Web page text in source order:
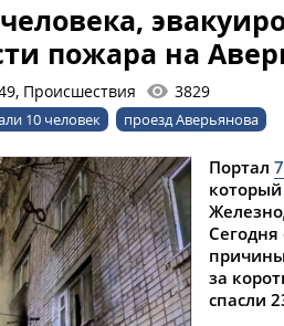
пожара на
Происшествия 3829
10 человек проезд Аверьянова
Портал
который
Сегодня
за
спасли